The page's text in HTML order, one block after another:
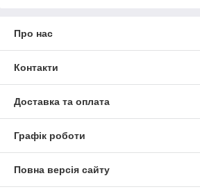
Про нас
Контакти
Доставка та оплата
Графік роботи
Повна версія сайту